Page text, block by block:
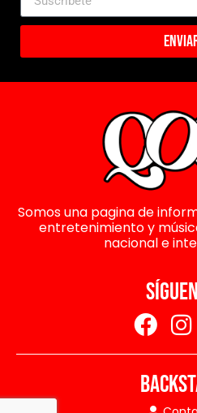
Somos una pagina de
entretenimiento y
nacional e